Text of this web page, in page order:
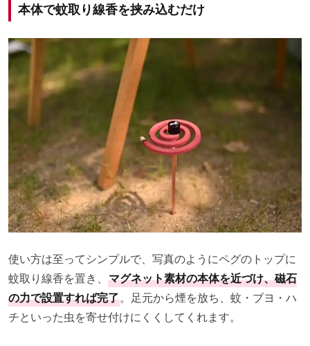
本体で蚊取り線香を挟み込むだけ
使い方は至ってシンプルで、写真のようにペグのトップに
蚊取り線香を置き、 マグネット素材の本体を近づけ、磁石
の力で設置すれば完了。足元から煙を放ち、蚊・ブヨ・ハ
チといった虫を寄せ付けにくくしてくれます。